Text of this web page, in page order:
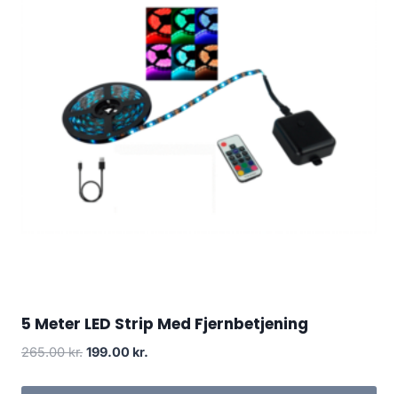
5 Meter LED Strip Med Fjernbetjening
265.00kr. Original
199.00 kr.